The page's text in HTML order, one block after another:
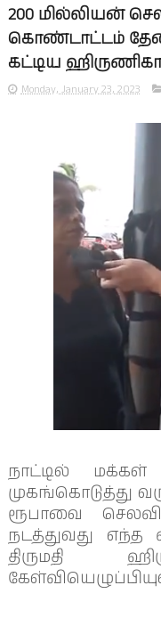
200 மில்லியன்
கொண்டாட்டம்
கட்டிய ஹிருணிகா
Monday, January 23, 2023
நாட்டில் மக்கள்
முகங்கொடுத்து
ரூபாவை
நடத்துவது எந்த
திருமதி